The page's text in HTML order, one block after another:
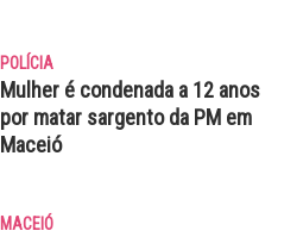
POLÍCIA
Mulher é condenada a 12 anos
por matar sargento da PM em
Maceió
MACEIÓ